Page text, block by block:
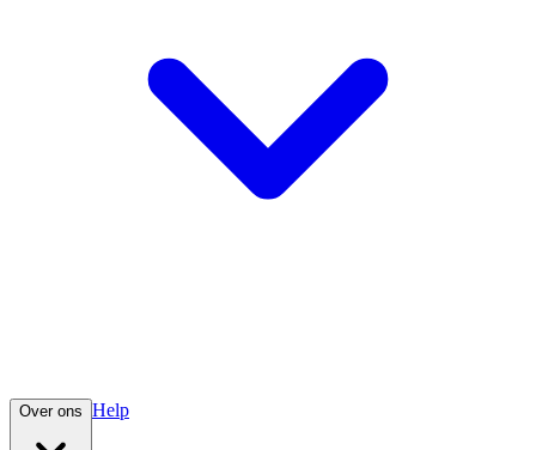
Over ons Help